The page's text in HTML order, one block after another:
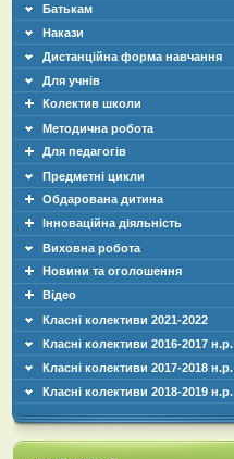
Батькам
Накази
Дистанційна форма навчання
Для учнів
Колектив школи
Методична робота
Для педагогів
Предметні цикли
Обдарована дитина
Інноваційна діяльність
Виховна робота
Новини та оголошення
Відео
Класні колективи 2021-2022
Класні колективи 2016-2017 н.р.
Класні колективи 2017-2018 н.р.
Класні колективи 2018-2019 н.р.